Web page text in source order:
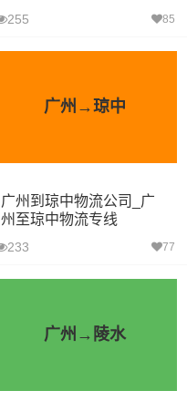
255 85
广州→琼中
广州到琼中物流公司_广
州至琼中物流专线
233 77
广州→陵水